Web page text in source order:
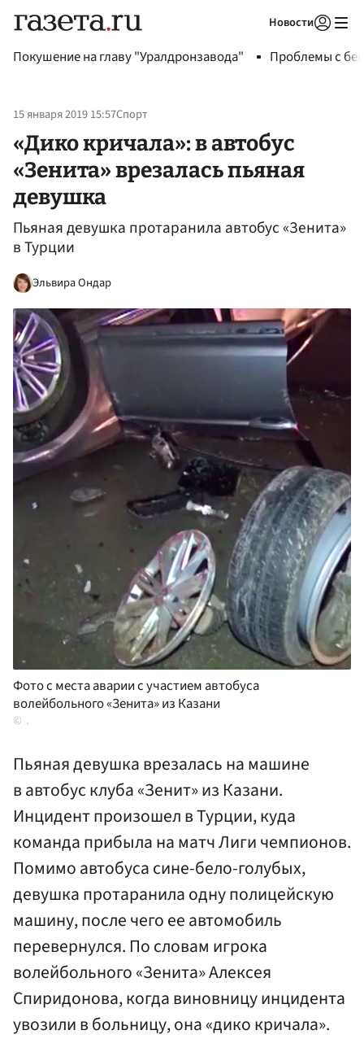
Новости
Покушение на главу "Уралдронзавода" Проблемы с
15 января 2019 15:57Спорт
«Дико кричала»: в автобус
«Зенита» врезалась пьяная
девушка
Пьяная девушка протаранила автобус «Зенита»
в Турции
Эльвира Ондар
Фото с места аварии с участием автобуса
волейбольного «Зенита» из Казани
.
Пьяная девушка врезалась на машине
в автобус клуба «Зенит» из Казани.
Инцидент произошел в Турции, куда
команда прибыла на матч Лиги чемпионов.
Помимо автобуса сине-бело-голубых,
девушка протаранила одну полицейскую
машину, после чего ее автомобиль
перевернулся. По словам игрока
волейбольного «Зенита» Алексея
Спиридонова, когда виновницу инцидента
увозили в больницу, она «дико кричала».